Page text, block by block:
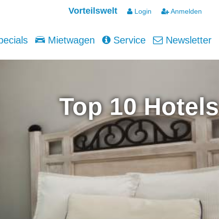
Vorteilswelt Login Anmelden
Mietwagen Service Newsletter
Top 10 Hotels